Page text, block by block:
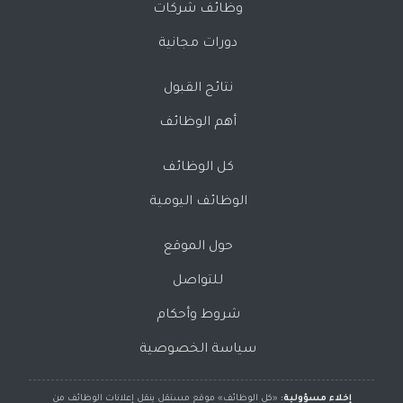
وظائف شركات
دورات مجانية
نتائج القبول
أهم الوظائف
كل الوظائف
الوظائف اليومية
حول الموقع
للتواصل
شروط وأحكام
سياسة الخصوصية
إخلاء مسؤولية: «كل الوظائف» موقع مستقل ينقل إعلانات الوظائف من